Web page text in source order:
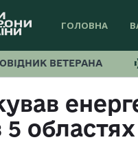
ГОЛОВНА
ВЕТЕРАНА